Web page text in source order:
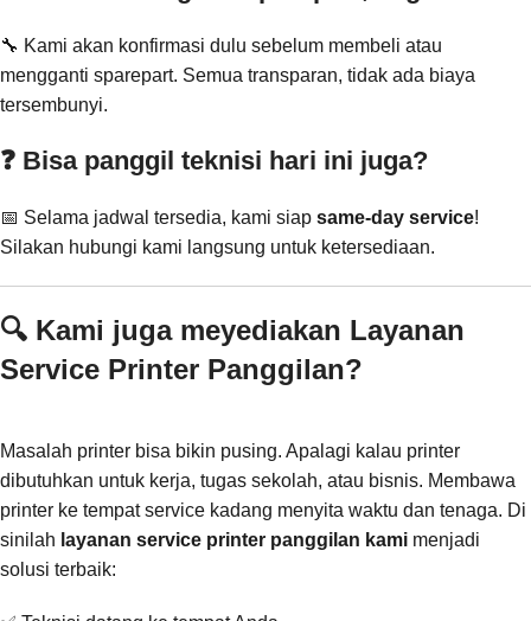
🔧 Kami akan konfirmasi dulu sebelum membeli atau
mengganti sparepart. Semua transparan, tidak ada biaya
tersembunyi.
❓ Bisa panggil teknisi hari ini juga?
📅 Selama jadwal tersedia, kami siap same-day service!
Silakan hubungi kami langsung untuk ketersediaan.
🔍 Kami juga meyediakan Layanan
Service Printer Panggilan?
Masalah printer bisa bikin pusing. Apalagi kalau printer
dibutuhkan untuk kerja, tugas sekolah, atau bisnis. Membawa
printer ke tempat service kadang menyita waktu dan tenaga. Di
sinilah layanan service printer panggilan kami menjadi
solusi terbaik: